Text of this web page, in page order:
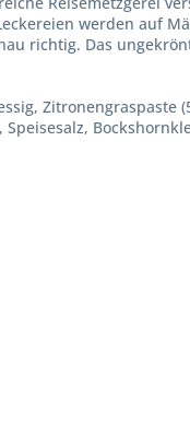
werden auf
richtig. Das
Zitronengraspaste